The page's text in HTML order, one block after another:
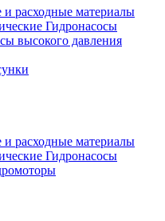
расходные материалы
Гидронасосы
высокого давления
расходные материалы
Гидронасосы